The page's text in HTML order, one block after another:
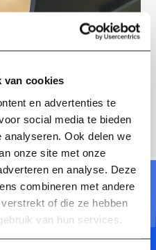
van cookies
en advertenties te
social media te bieden
Ook delen we
onze site met onze
en analyse. Deze
combineren met andere
of die ze hebben
van hun services.